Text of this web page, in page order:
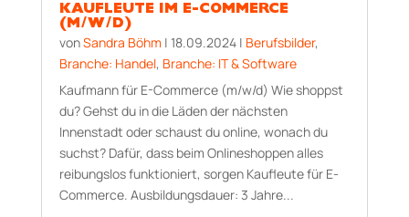
KAUFLEUTE IM E-COMMERCE
(M/W/D)
vonSandra Böhm | 18.09.2024| Berufsbilder,
Branche: Handel, Branche: IT & Software
Kaufmann für E-Commerce (m/w/d) Wie shoppst
du? Gehst du in die Läden der nächsten
Innenstadt oder schaust du online, wonach du
suchst? Dafür, dass beim Onlineshoppen alles
reibungslos funktioniert, sorgen Kaufleute für E-
Commerce. Aus­bildungs­dauer: 3 Jahre...